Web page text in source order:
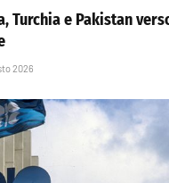
Turchia e Pakistan
2026